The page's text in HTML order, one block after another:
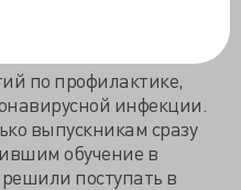
в сфере охраны
по профилактике,
инфекции.
выпускникам сразу
обучение в
поступать в